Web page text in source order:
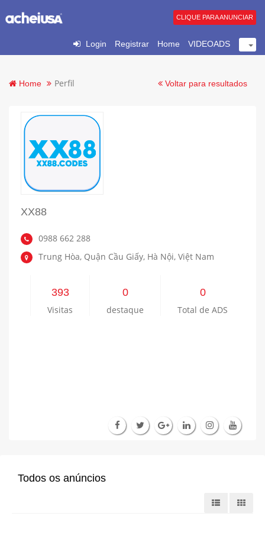
Login Registrar Home VIDEOADS
CLIQUE PARA ANUNCIAR
Home Perfil Voltar para resultados
XX88
0988 662 288
Trung Hòa, Quận Cầu Giấy, Hà Nội, Việt Nam
393
Visitas
0
destaque
0
Total de ADS
Todos os anúncios